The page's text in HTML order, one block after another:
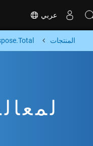
عربي
المنتجات